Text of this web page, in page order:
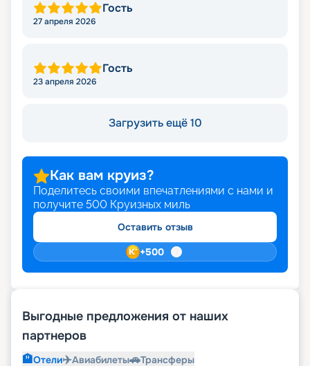
Гость
27 апреля 2026
Гость
23 апреля 2026
Загрузить ещё 10
Как вам круиз?
Поделитесь своими впечатлениями с нами и
получите 500 Круизных миль
Оставить отзыв
+500
Выгодные предложения от наших
партнеров
🏨Отели✈️Авиабилеты🚗Трансферы